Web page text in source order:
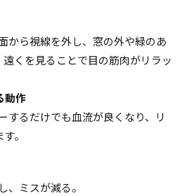
から視線を外し、窓の外や緑のあ
くを見ることで目の筋肉がリラッ
動作
するだけでも血流が良くなり、リ
。
ミスが減る。